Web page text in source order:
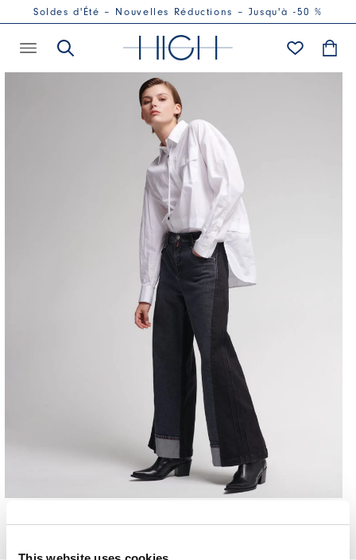
Soldes d'Été – Nouvelles Réductions – Jusqu'à -50 %